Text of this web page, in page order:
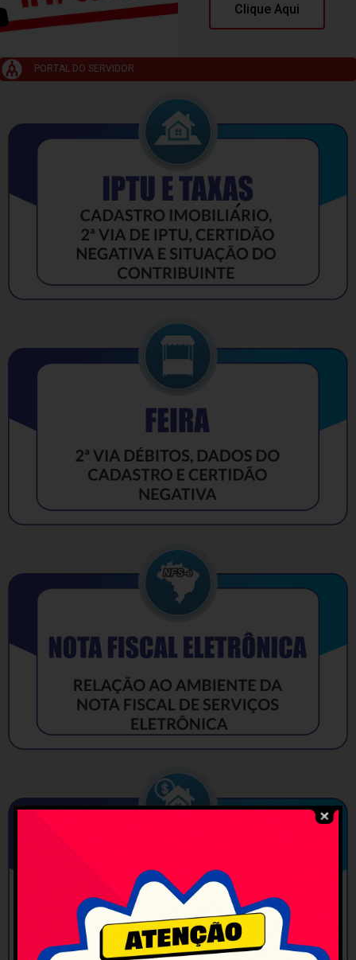
Clique Aqui
PORTAL DO SERVIDOR